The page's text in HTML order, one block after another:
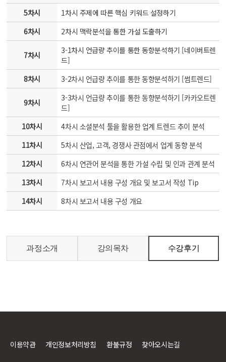
5차시
1차시 주제에 따른 핵심 키워드 설정하기
6차시
2차시 맥락분석을 통한 가설 도출하기
7차시
3-1차시 언급량 추이를 통한 동향분석하기 [네이버트렌
드]
8차시
3-2차시 언급량 추이를 통한 동향분석하기 [썸트렌드]
9차시
3-3차시 언급량 추이를 통한 동향분석하기 [카카오트렌
드]
10차시
4차시 소셜분석 툴을 활용한 업계 트렌드 추이 분석
11차시
5차시 산업, 고객, 경쟁사 관점에서 업계 동향 분석
12차시
6차시 연관어 분석을 통한 가설 수립 및 인과 관계 분석
13차시
7차시 보고서 내용 구성 개요 및 보고서 작성 Tip
14차시
8차시 보고서 내용 구성 개요
과정소개 강의목차 수강후기
이용약관 개인정보처리방침 환불규정 찾아오시는길